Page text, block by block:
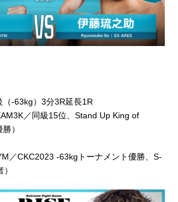
-63kg）3分3R延長1R
／同級15位、Stand Up King of
）
／CKC2023 -63kgトーナメント優勝、S-